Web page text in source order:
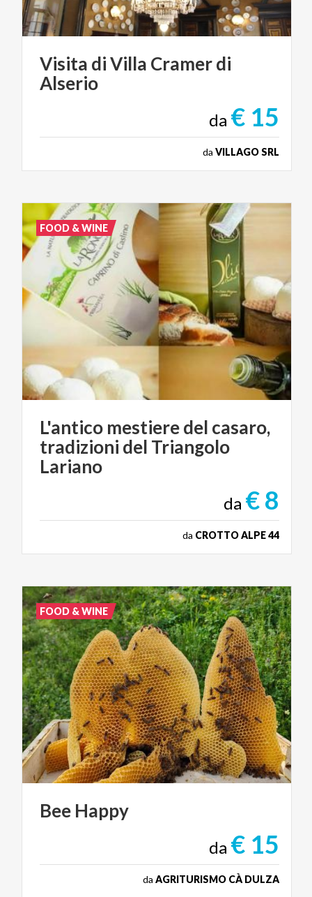
Visita diVilla Cramerdi
Alserio
da € 15
da VILLAGO SRL
L'antico mestiere del casaro,
tradizioni del Triangolo
Lariano
da € 8
da CROTTO ALPE 44
FOOD & WINE
Bee Happy
da € 15
da AGRITURISMO CÀ DULZA
FOOD & WINE